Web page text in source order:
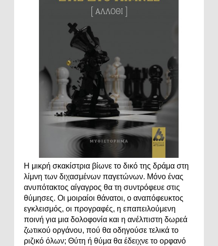
Η μικρή σκακίστρια βίωνε το δικό της δράμα στη
λίμνη των διχασμένων παγετώνων. Μόνο ένας
ανυπότακτος αίγαγρος θα τη συντρόφευε στις
θύμησες. Οι μοιραίοι θάνατοι, ο αναπόφευκτος
εγκλεισμός, οι προγραφές, η επαπειλούμενη
ποινή για μια δολοφονία και η ανέλπιστη δωρεά
ζωτικού οργάνου, πού θα οδηγούσε τελικά το
ριζικό όλων; Θύτη ή θύμα θα έδειχνε το ορφανό